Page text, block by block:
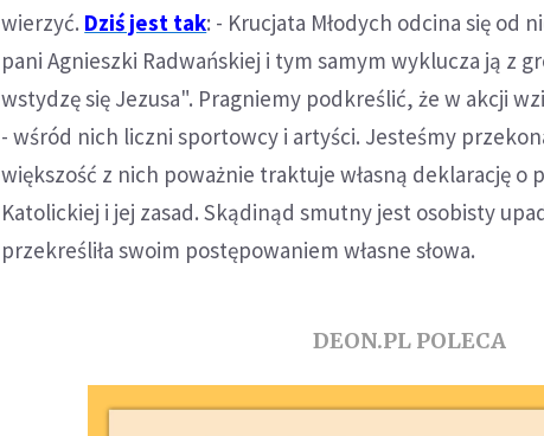
wierzyć. Dziś jest tak: - Krucjata Młodych odcina się od
pani Agnieszki Radwańskiej i tym samym wyklucza ją z
wstydzę się Jezusa". Pragniemy podkreślić, że w akcji
- wśród nich liczni sportowcy i artyści. Jesteśmy
większość z nich poważnie traktuje własną deklarację o
Katolickiej i jej zasad. Skądinąd smutny jest osobisty
przekreśliła swoim postępowaniem własne słowa.
DEON.PL POLECA